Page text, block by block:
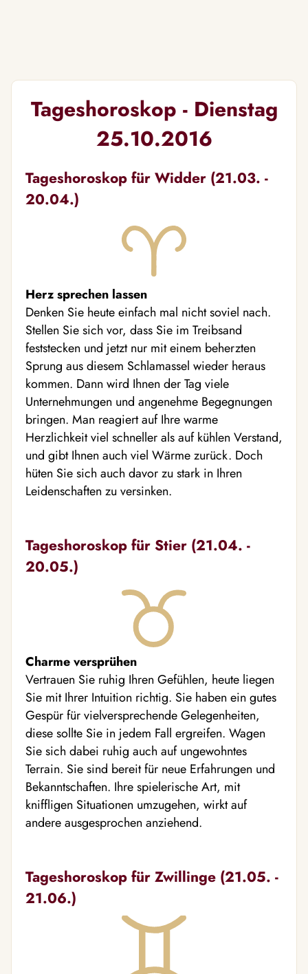
Tageshoroskop - Dienstag
25.10.2016
Tageshoroskop für Widder (21.03. -
20.04.)
Herz sprechen lassen
Denken Sie heute einfach mal nicht soviel nach.
Stellen Sie sich vor, dass Sie im Treibsand
feststecken und jetzt nur mit einem beherzten
Sprung aus diesem Schlamassel wieder heraus
kommen. Dann wird Ihnen der Tag viele
Unternehmungen und angenehme Begegnungen
bringen. Man reagiert auf Ihre warme
Herzlichkeit viel schneller als auf kühlen Verstand,
und gibt Ihnen auch viel Wärme zurück. Doch
hüten Sie sich auch davor zu stark in Ihren
Leidenschaften zu versinken.
Tageshoroskop für Stier (21.04. -
20.05.)
Charme versprühen
Vertrauen Sie ruhig Ihren Gefühlen, heute liegen
Sie mit Ihrer Intuition richtig. Sie haben ein gutes
Gespür für vielversprechende Gelegenheiten,
diese sollte Sie in jedem Fall ergreifen. Wagen
Sie sich dabei ruhig auch auf ungewohntes
Terrain. Sie sind bereit für neue Erfahrungen und
Bekanntschaften. Ihre spielerische Art, mit
kniffligen Situationen umzugehen, wirkt auf
andere ausgesprochen anziehend.
Tageshoroskop für Zwillinge (21.05. -
21.06.)